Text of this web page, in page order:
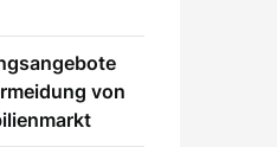
von